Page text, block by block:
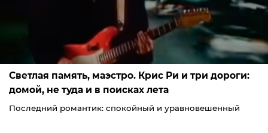
Светлая память, маэстро. Крис Ри и три дороги:
домой, не туда и в поисках лета
Последний романтик: спокойный и уравновешенный